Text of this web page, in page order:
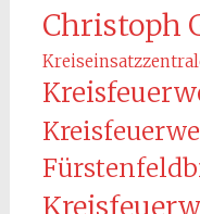
Christoph